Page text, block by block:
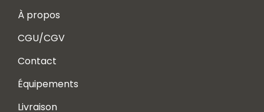
À propos
CGU/CGV
Contact
Équipements
Livraison